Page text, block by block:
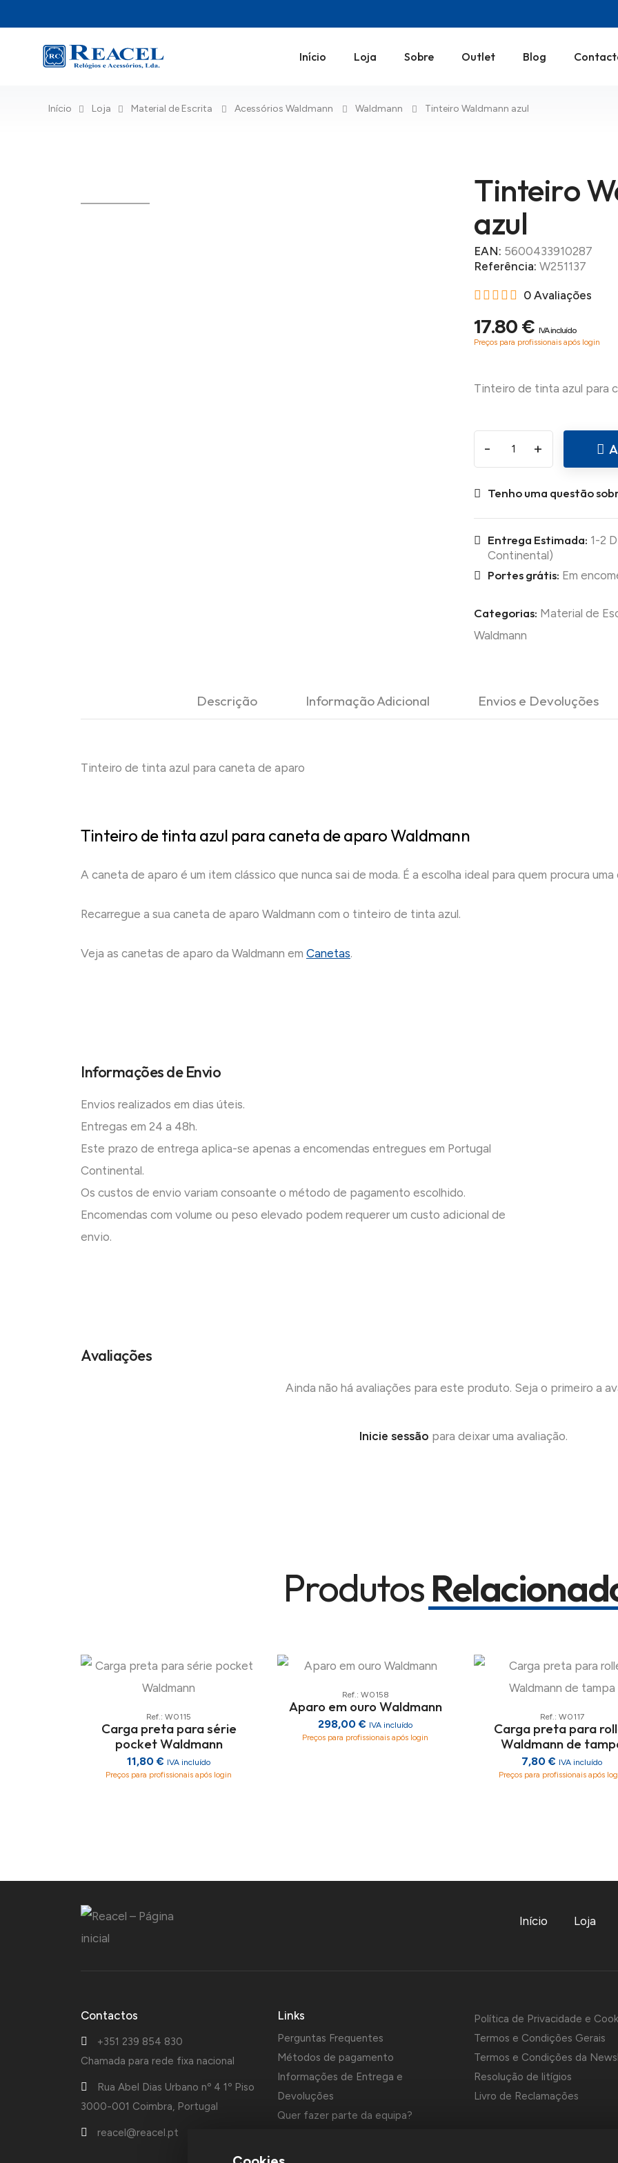
Início Loja Sobre Outlet Blog
Início Loja Material de Escrita Acessórios Waldmann Waldmann Tinteiro Waldmann azul
Tinteiro
azul
EAN: 5600433910287
Referência: W251137
0 Avaliações
17.80 € IVA incluído
Preços para profissionais após login
- +
Tenho uma questão
Entrega Estimada: 1-2
Continental)
Portes grátis: Em
Categorias: Material de
Waldmann
Descrição Informação Adicional Envios e Devoluções
Tinteiro de tinta azul para caneta de aparo
Tinteiro de tinta azul para caneta de aparo Waldmann
A caneta de aparo é um item clássico que nunca sai de moda. É a escolha ideal para quem procura
Recarregue a sua caneta de aparo Waldmann com o tinteiro de tinta azul.
Veja as canetas de aparo da Waldmann em Canetas.
Informações de Envio
Envios realizados em dias úteis.
Entregas em 24 a 48h.
Este prazo de entrega aplica-se apenas a encomendas entregues em Portugal
Continental.
Os custos de envio variam consoante o método de pagamento escolhido.
Encomendas com volume ou peso elevado podem requerer um custo adicional de
envio.
Avaliações
Ainda não há avaliações para este produto. Seja o primeiro a
Inicie sessão para deixar uma avaliação.
Produtos
Ref.: W0115
Carga preta para série
pocket Waldmann
11,80 € IVA incluído
Preços para profissionais após login
Ref.: W0158
Aparo em ouro Waldmann
298,00 € IVA incluído
Preços para profissionais após login
Ref.: W0117
Carga preta para
Waldmann de
7,80 € IVA incluído
Preços para profissionais após
Início Loja
Contactos
+351 239 854 830
Chamada para rede fixa nacional
Rua Abel Dias Urbano nº 4 1º Piso
3000-001 Coimbra, Portugal
reacel@reacel.pt
Links
Perguntas Frequentes
Métodos de pagamento
Informações de Entrega e
Devoluções
Quer fazer parte da equipa?
Política de Privacidade e
Termos e Condições Gerais
Termos e Condições da
Resolução de litígios
Livro de Reclamações